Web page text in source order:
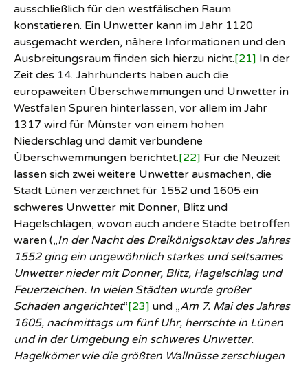
ausschließlich für den westfälischen Raum
konstatieren. Ein Unwetter kann im Jahr 1120
ausgemacht werden, nähere Informationen und den
Ausbreitungsraum finden sich hierzu nicht.[21] In der
Zeit des 14. Jahrhunderts haben auch die
europaweiten Überschwemmungen und Unwetter in
Westfalen Spuren hinterlassen, vor allem im Jahr
1317 wird für Münster von einem hohen
Niederschlag und damit verbundene
Überschwemmungen berichtet.[22] Für die Neuzeit
lassen sich zwei weitere Unwetter ausmachen, die
Stadt Lünen verzeichnet für 1552 und 1605 ein
schweres Unwetter mit Donner, Blitz und
Hagelschlägen, wovon auch andere Städte betroffen
waren („In der Nacht des Dreikönigsoktav des Jahres
1552 ging ein ungewöhnlich starkes und seltsames
Unwetter nieder mit Donner, Blitz, Hagelschlag und
Feuerzeichen. In vielen Städten wurde großer
Schaden angerichtet“[23] und „Am 7. Mai des Jahres
1605, nachmittags um fünf Uhr, herrschte in Lünen
und in der Umgebung ein schweres Unwetter.
Hagelkörner wie die größten Wallnüsse zerschlugen